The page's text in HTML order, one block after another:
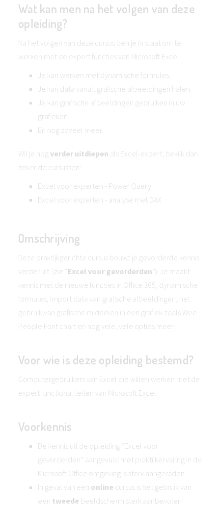
Wat kan men na het volgen van deze
opleiding?
Na het volgen van deze cursus ben je in staat om te
werken met de expert functies van Microsoft Excel:
Je kan werken met dynamische formules.
Je kan data vanuit grafische afbeeldingen halen.
Je kan grafische afbeeldingen gebruiken in uw
grafieken.
En nog zoveel meer.
Wil je nog verder uitdiepen als Excel-expert, bekijk dan
zeker de cursussen:
Excel voor experten - Power Query
Excel voor experten - analyse met DAX
Omschrijving
Deze praktijkgerichte cursus bouwt je gevorderde kennis
verder uit. (zie “Excel voor gevorderden”). Je maakt
kennis met de nieuwe functies in Office 365, dynamische
formules, Import data van grafische afbeeldingen, het
gebruik van grafische middelen in een grafiek zoals Wee
People Font chart en nog vele, vele opties meer!
Voor wie is deze opleiding bestemd?
Computergebruikers van Excel die willen werken met de
expert functionaliteiten van Microsoft Excel.
Voorkennis
De kennis uit de opleiding “Excel voor
gevorderden” aangevuld met praktijkervaring in de
Microsoft Office omgeving is sterk aangeraden.
In geval van een online cursus is het gebruik van
een tweede beeldscherm sterk aanbevolen!